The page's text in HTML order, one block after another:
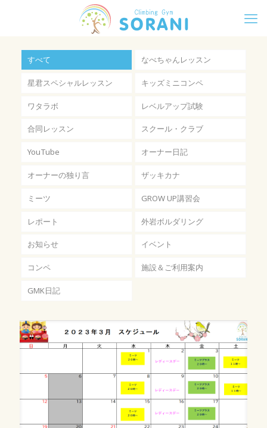
すべて なべちゃんレッスン
星君スペシャルレッスン キッズミニコンペ
ワタラボ レベルアップ試験
合同レッスン スクール・クラブ
YouTube オーナー日記
オーナーの独り言 ザッキカナ
ミーツ GROW UP講習会
レポート 外岩ボルダリング
お知らせ イベント
コンペ 施設＆ご利用案内
GMK日記